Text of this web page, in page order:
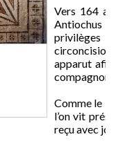
Vers 164
Antiochus
privilèges
circoncision,
apparut afin
Comme le
l’on vit
reçu avec